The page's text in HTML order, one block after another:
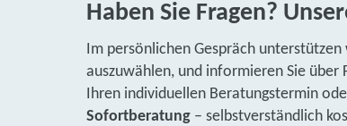
Haben Sie Fragen?
Im persönlichen Gespräch unterstützen
auszuwählen, und informieren Sie über
Ihren individuellen Beratungstermin
Sofortberatung – selbstverständlich